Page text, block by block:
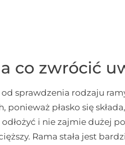
co zwrócić
sprawdzenia rodzaju
płasko się
i nie zajmie dużej
Rama stała jest